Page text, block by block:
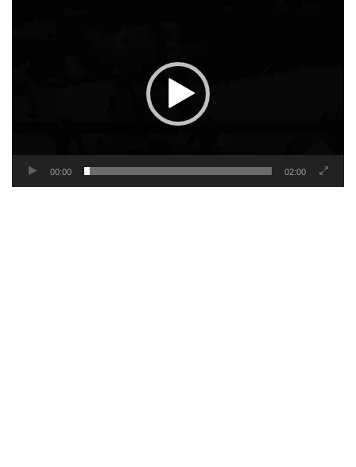
00:00 02:00